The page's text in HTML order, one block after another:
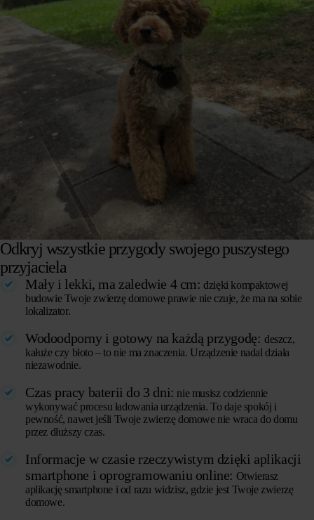
Odkryj wszystkie przygody swojego puszystego
przyjaciela
Mały i lekki, ma zaledwie 4 cm: dzięki kompaktowej
budowie Twoje zwierzę domowe prawie nie czuje, że ma na sobie
lokalizator.
Wodoodporny i gotowy na każdą przygodę: deszcz,
kałuże czy błoto – to nie ma znaczenia. Urządzenie nadal działa
niezawodnie.
Czas pracy baterii do 3 dni: nie musisz codziennie
wykonywać procesu ładowania urządzenia. To daje spokój i
pewność, nawet jeśli Twoje zwierzę domowe nie wraca do domu
przez dłuższy czas.
Informacje w czasie rzeczywistym dzięki aplikacji
smartphone i oprogramowaniu online: Otwierasz
aplikację smartphone i od razu widzisz, gdzie jest Twoje zwierzę
domowe.